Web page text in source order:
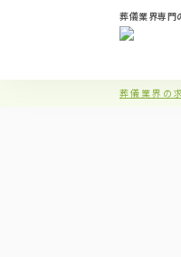
葬儀業界専門
葬儀業界の